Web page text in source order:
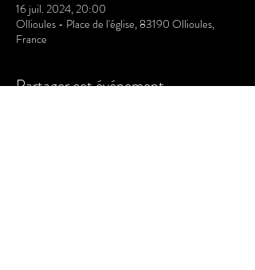
16 juil. 2024, 20:00
Ollioules - Place de l'église, 83190 Ollioules,
France
Partager cet événement